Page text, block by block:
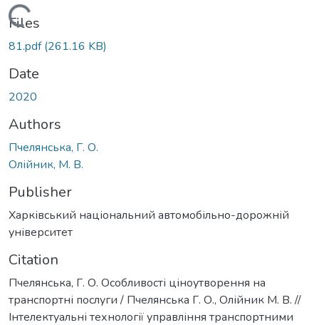
Loading...
Files
81.pdf(261.16 KB)
Date
2020
Authors
Пчелянська, Г. О.
Олійник, М. В.
Publisher
Харківський національний автомобільно-дорожній
університет
Citation
Пчелянська, Г. О. Особливості ціноутворення на
транспортні послуги / Пчелянська Г. О., Олійник М. В. //
Інтелектуальні технології управління транспортними